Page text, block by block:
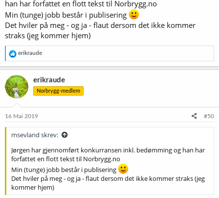
han har forfattet en flott tekst til Norbrygg.no
Min (tunge) jobb består i publisering
Det hviler på meg - og ja - flaut dersom det ikke kommer
straks (jeg kommer hjem)
R
e
a
k
s
j
o
e
erikraude
erikraude
Norbrygg-medlem
16 Mai 2019 #50
msevland skrev:
Jørgen har gjennomført konkurransen inkl. bedømming og han har
forfattet en flott tekst til Norbrygg.no
Min (tunge) jobb består i publisering
Det hviler på meg - og ja - flaut dersom det ikke kommer straks (jeg
kommer hjem)